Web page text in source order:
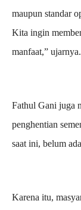
maupun standar
Kita ingin
manfaat,” ujarnya.
Fathul Gani juga
penghentian
saat ini, belum
Karena itu,